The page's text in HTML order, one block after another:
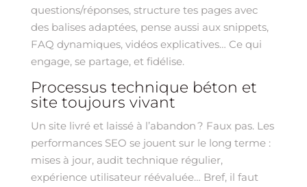
questions/réponses, structure tes pages avec
des balises adaptées, pense aussi aux snippets,
FAQ dynamiques, vidéos explicatives… Ce qui
engage, se partage, et fidélise.
Processus technique béton et
site toujours vivant
Un site livré et laissé à l’abandon ? Faux pas. Les
performances SEO se jouent sur le long terme :
mises à jour, audit technique régulier,
expérience utilisateur réévaluée… Bref, il faut